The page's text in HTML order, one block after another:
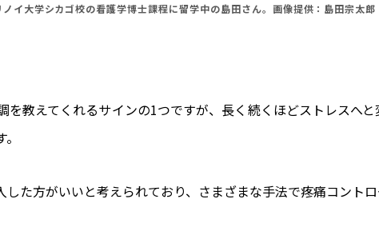
ノイ大学シカゴ校の看護学博士課程に留学中の島田さん。画像提供：島田宗太郎
教えてくれるサインの1つですが、長く続くほどストレスへ
た方がいいと考えられており、さまざまな手法で疼痛コントロ